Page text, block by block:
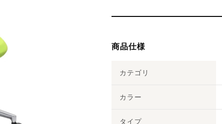
商品仕様
カテゴリ
カラー
タイプ